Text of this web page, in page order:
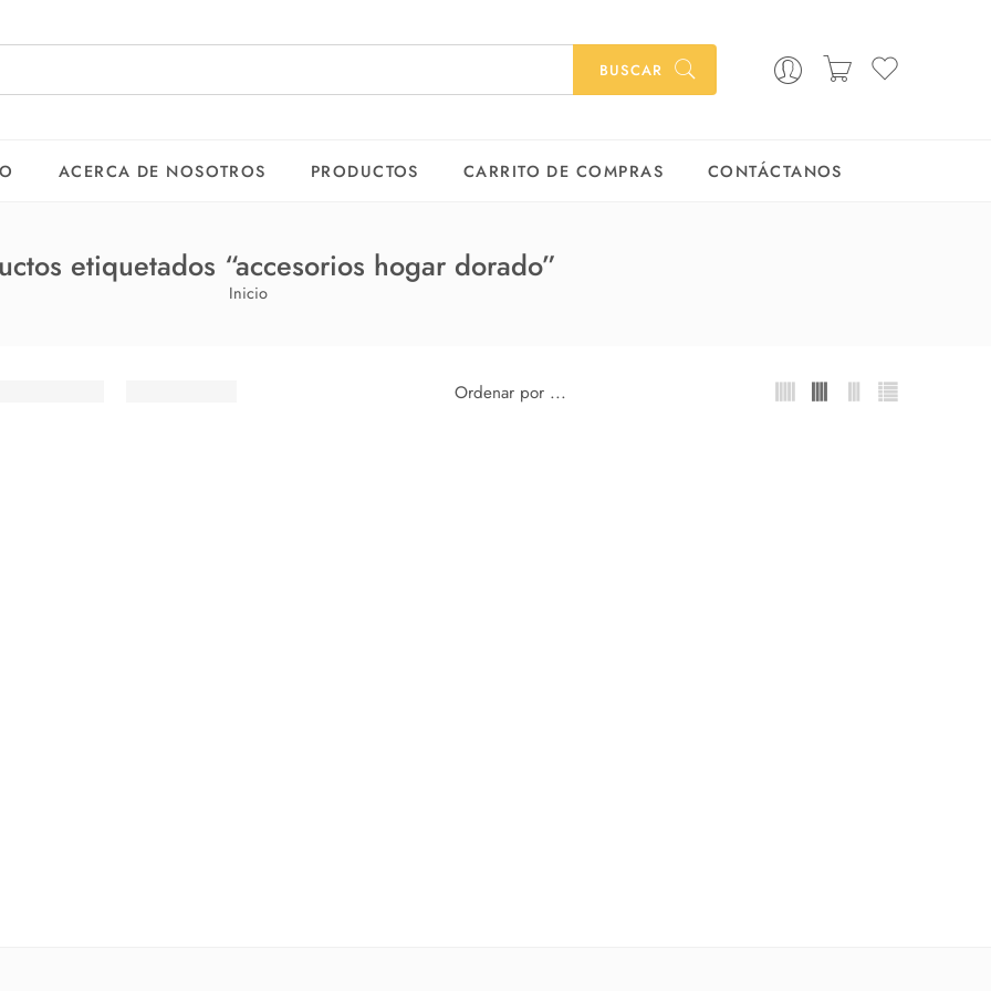
BUSCAR
ACERCA DE NOSOTROS PRODUCTOS CARRITO DE COMPRAS CONTÁCTANOS
etiquetados “accesorios hogar dorado”
Inicio
Ordenar por ...